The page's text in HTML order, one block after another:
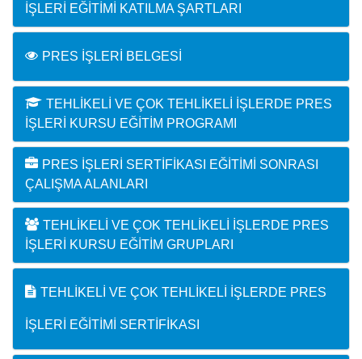
İŞLERI EĞITIMI KATILMA ŞARTLARI
PRES İŞLERI BELGESI
TEHLIKELI VE ÇOK TEHLIKELI İŞLERDE PRES
İŞLERI KURSU EĞITIM PROGRAMI
PRES İŞLERI SERTIFIKASI EĞITIMI SONRASI
ÇALIŞMA ALANLARI
TEHLIKELI VE ÇOK TEHLIKELI İŞLERDE PRES
İŞLERI KURSU EĞITIM GRUPLARI
TEHLIKELI VE ÇOK TEHLIKELI İŞLERDE PRES
İŞLERI EĞITIMI SERTIFIKASI